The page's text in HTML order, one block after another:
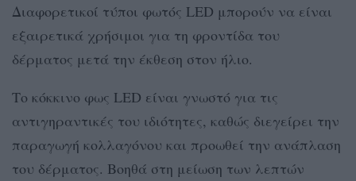
Διαφορετικοί τύποι φωτός LED μπορούν να είναι
εξαιρετικά χρήσιμοι για τη φροντίδα του
δέρματος μετά την έκθεση στον ήλιο.
Το κόκκινο φως LED είναι γνωστό για τις
αντιγηραντικές του ιδιότητες, καθώς διεγείρει την
παραγωγή κολλαγόνου και προωθεί την ανάπλαση
του δέρματος. Βοηθά στη μείωση των λεπτών